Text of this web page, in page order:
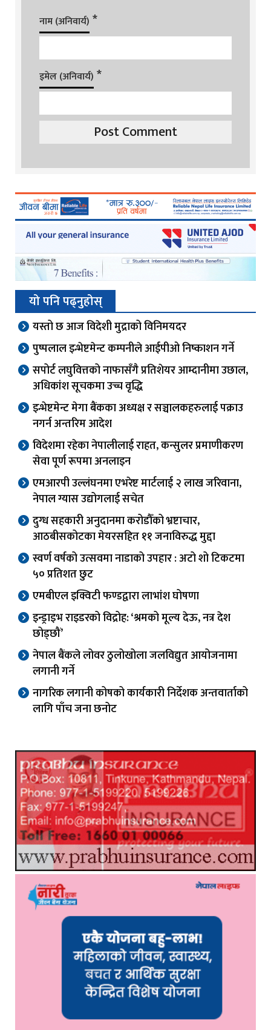
नाम (अनिवार्य) *
इमेल (अनिवार्य) *
यो पनि पढ्नुहोस्
यस्तो छ आज विदेशी मुद्राको विनिमयदर
पुष्पलाल इन्भेष्टमेन्ट कम्पनीले आईपीओ निष्काशन गर्ने
सपोर्ट लघुवित्तको नाफासँगै प्रतिशेयर आम्दानीमा उछाल,
अधिकांश सूचकमा उच्च वृद्धि
इन्भेष्टमेन्ट मेगा बैंकका अध्यक्ष र सञ्चालकहरुलाई पक्राउ
नगर्न अन्तरिम आदेश
विदेशमा रहेका नेपालीलाई राहत, कन्सुलर प्रमाणीकरण
सेवा पूर्ण रूपमा अनलाइन
एमआरपी उल्लंघनमा एभरेष्ट मार्टलाई २ लाख जरिवाना,
नेपाल ग्यास उद्योगलाई सचेत
दुग्ध सहकारी अनुदानमा करोडौँको भ्रष्टाचार,
आठबीसकोटका मेयरसहित ११ जनाविरुद्ध मुद्दा
स्वर्ण वर्षको उत्सवमा नाडाको उपहार : अटो शो टिकटमा
५० प्रतिशत छुट
एमबीएल इक्विटी फण्डद्वारा लाभांश घोषणा
इन्ड्राइभ राइडरको विद्रोह: ‘श्रमको मूल्य देऊ, नत्र देश
छोड्छौं’
नेपाल बैंकले लोवर ठुलोखोला जलविद्युत आयोजनामा
लगानी गर्ने
नागरिक लगानी कोषको कार्यकारी निर्देशक अन्तवार्ताको
लागि पाँच जना छनोट